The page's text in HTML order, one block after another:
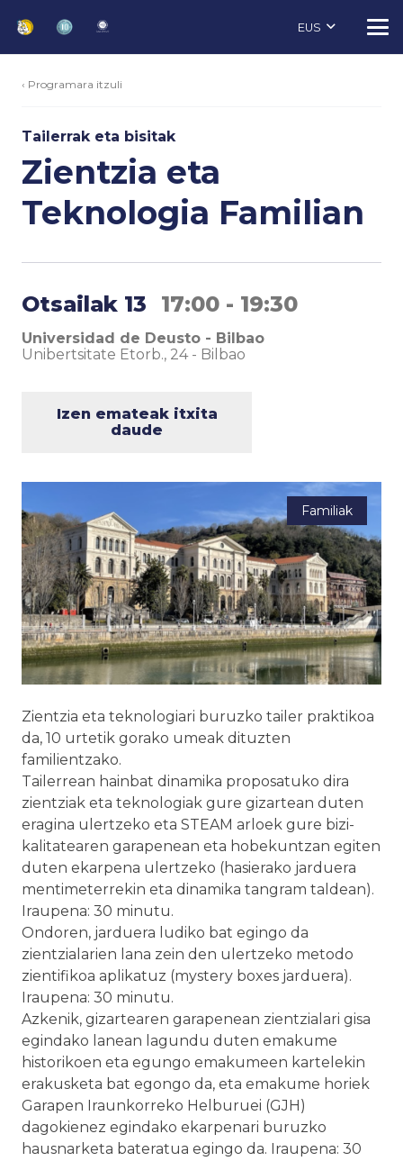
EUS
‹ Programara itzuli
Tailerrak eta bisitak
Zientzia eta
Teknologia Familian
Otsailak 13 17:00 - 19:30
Universidad de Deusto - Bilbao
Unibertsitate Etorb., 24- Bilbao
Izen emateak itxita
daude
Familiak
Zientzia eta teknologiari buruzko tailer praktikoa
da, 10 urtetik gorako umeak dituzten
familientzako.
Tailerrean hainbat dinamika proposatuko dira
zientziak eta teknologiak gure gizartean duten
eragina ulertzeko eta STEAM arloek gure bizi-
kalitatearen garapenean eta hobekuntzan egiten
duten ekarpena ulertzeko (hasierako jarduera
mentimeterrekin eta dinamika tangram taldean).
Iraupena: 30 minutu.
Ondoren, jarduera ludiko bat egingo da
zientzialarien lana zein den ulertzeko metodo
zientifikoa aplikatuz (mystery boxes jarduera).
Iraupena: 30 minutu.
Azkenik, gizartearen garapenean zientzialari gisa
egindako lanean lagundu duten emakume
historikoen eta egungo emakumeen kartelekin
erakusketa bat egongo da, eta emakume horiek
Garapen Iraunkorreko Helburuei (GJH)
dagokienez egindako ekarpenari buruzko
hausnarketa bateratua egingo da. Iraupena: 30